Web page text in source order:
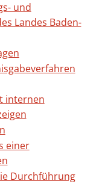
und
Landes Baden-
internen
einer
Durchführung